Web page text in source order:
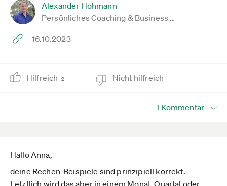
Alexander Hohmann
Persönliches Coaching & Business …
16.10.2023
Hilfreich 2 Nicht hilfreich
1 Kommentar
Hallo Anna,
deine Rechen-Beispiele sind prinzipiell korrekt.
Letztlich wird das aber in einem Monat, Quartal oder